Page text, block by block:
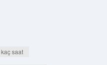
saat